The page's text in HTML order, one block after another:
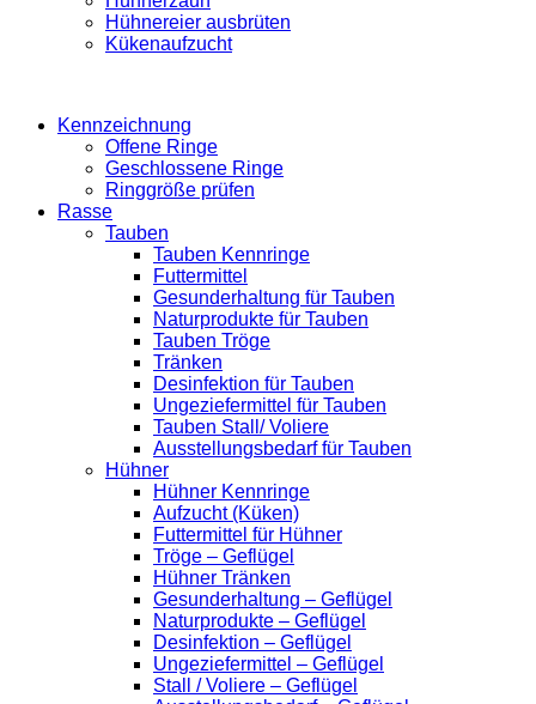
Hühnereier ausbrüten
Kükenaufzucht
Kennzeichnung
Offene Ringe
Geschlossene Ringe
Ringgröße prüfen
Rasse
Tauben
Tauben Kennringe
Futtermittel
Gesunderhaltung für Tauben
Naturprodukte für Tauben
Tauben Tröge
Tränken
Desinfektion für Tauben
Ungeziefermittel für Tauben
Tauben Stall/ Voliere
Ausstellungsbedarf für Tauben
Hühner
Hühner Kennringe
Aufzucht (Küken)
Futtermittel für Hühner
Tröge – Geflügel
Hühner Tränken
Gesunderhaltung – Geflügel
Naturprodukte – Geflügel
Desinfektion – Geflügel
Ungeziefermittel – Geflügel
Stall / Voliere – Geflügel